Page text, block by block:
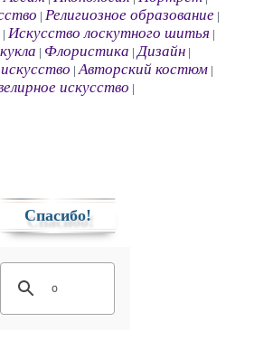
Религиозное образование|
|Искусство лоскутного шитья
Флористика |Дизайн|
|Авторский костюм
искусство
Спасибо!